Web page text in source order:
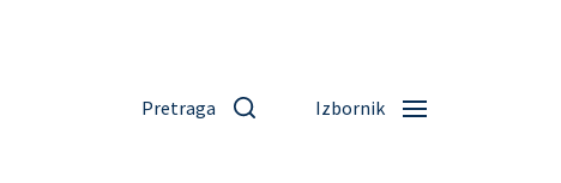
Pretraga Izbornik